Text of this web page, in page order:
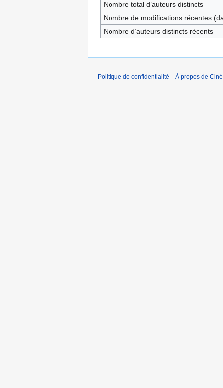
Nombre total d’auteurs distincts
Nombre de modifications récentes
Nombre d’auteurs distincts récents
Politique de confidentialité À propos de